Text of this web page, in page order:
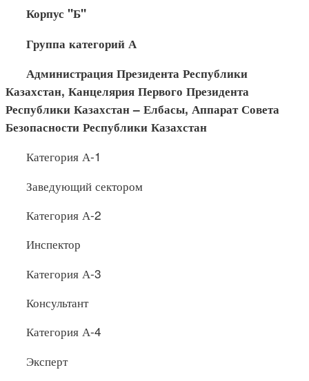
Корпус "Б"
Группа категорий А
Администрация Президента Республики
Казахстан, Канцелярия Первого Президента
Республики Казахстан – Елбасы, Аппарат Совета
Безопасности Республики Казахстан
Категория А-1
Заведующий сектором
Категория А-2
Инспектор
Категория А-3
Консультант
Категория А-4
Эксперт